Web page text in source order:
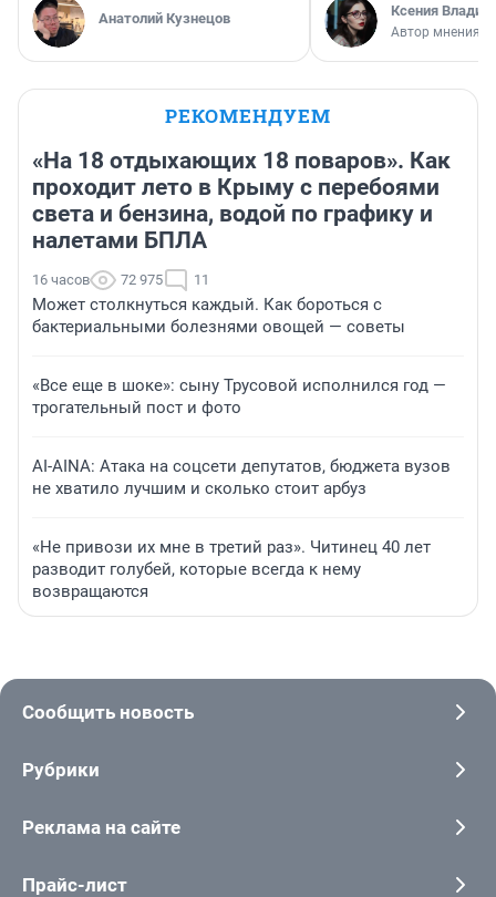
Анатолий Кузнецов Ксения
Автор мнения
РЕКОМЕНДУЕМ
«На 18 отдыхающих 18 поваров». Как
проходит лето в Крыму с перебоями
света и бензина, водой по графику и
налетами БПЛА
16 часов 72 975 11
Может столкнуться каждый. Как бороться с
бактериальными болезнями овощей — советы
«Все еще в шоке»: сыну Трусовой исполнился год —
трогательный пост и фото
AI-AINA: Атака на соцсети депутатов, бюджета вузов
не хватило лучшим и сколько стоит арбуз
«Не привози их мне в третий раз». Читинец 40 лет
разводит голубей, которые всегда к нему
возвращаются
Сообщить новость
Рубрики
Реклама на сайте
Прайс-лист